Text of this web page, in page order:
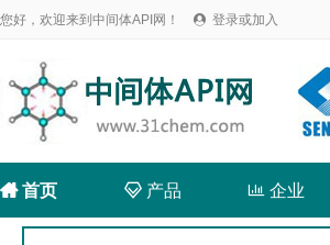
您好，欢迎来到中间体API网！  登录或加入
首页 产品  企业